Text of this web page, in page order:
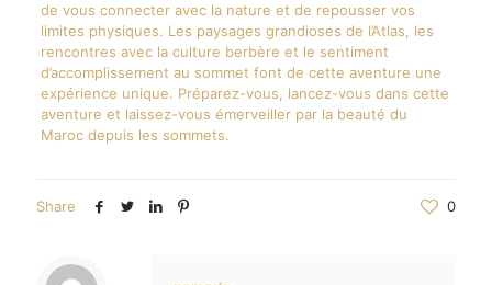
de vous connecter avec la nature et de repousser vos
limites physiques. Les paysages grandioses de l’Atlas, les
rencontres avec la culture berbère et le sentiment
d’accomplissement au sommet font de cette aventure une
expérience unique. Préparez-vous, lancez-vous dans cette
aventure et laissez-vous émerveiller par la beauté du
Maroc depuis les sommets.
Share 0